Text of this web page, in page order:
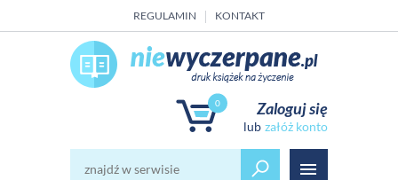
REGULAMIN KONTAKT
0 Zaloguj się
załóż konto